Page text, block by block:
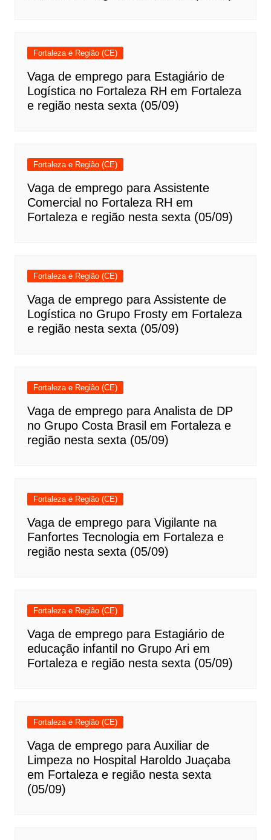
Fortaleza e Região (CE)
Vaga de emprego para Estagiário de
Logística no Fortaleza RH em Fortaleza
e região nesta sexta (05/09)
Fortaleza e Região (CE)
Vaga de emprego para Assistente
Comercial no Fortaleza RH em
Fortaleza e região nesta sexta (05/09)
Fortaleza e Região (CE)
Vaga de emprego para Assistente de
Logística no Grupo Frosty em Fortaleza
e região nesta sexta (05/09)
Fortaleza e Região (CE)
Vaga de emprego para Analista de DP
no Grupo Costa Brasil em Fortaleza e
região nesta sexta (05/09)
Fortaleza e Região (CE)
Vaga de emprego para Vigilante na
Fanfortes Tecnologia em Fortaleza e
região nesta sexta (05/09)
Fortaleza e Região (CE)
Vaga de emprego para Estagiário de
educação infantil no Grupo Ari em
Fortaleza e região nesta sexta (05/09)
Fortaleza e Região (CE)
Vaga de emprego para Auxiliar de
Limpeza no Hospital Haroldo Juaçaba
em Fortaleza e região nesta sexta
(05/09)